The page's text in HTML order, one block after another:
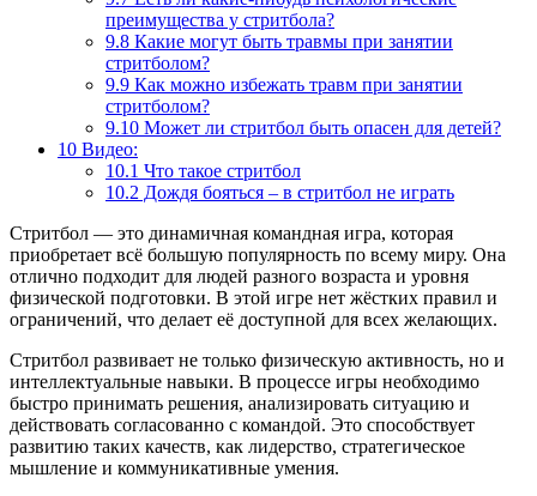
преимущества у стритбола?
9.8 Какие могут быть травмы при занятии
стритболом?
9.9 Как можно избежать травм при занятии
стритболом?
9.10 Может ли стритбол быть опасен для детей?
10 Видео:
10.1 Что такое стритбол
10.2 Дождя бояться – в стритбол не играть
Стритбол — это динамичная командная игра, которая
приобретает всё большую популярность по всему миру. Она
отлично подходит для людей разного возраста и уровня
физической подготовки. В этой игре нет жёстких правил и
ограничений, что делает её доступной для всех желающих.
Стритбол развивает не только физическую активность, но и
интеллектуальные навыки. В процессе игры необходимо
быстро принимать решения, анализировать ситуацию и
действовать согласованно с командой. Это способствует
развитию таких качеств, как лидерство, стратегическое
мышление и коммуникативные умения.